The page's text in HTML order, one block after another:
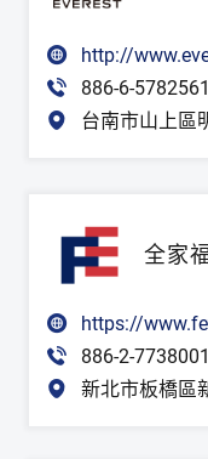
http://
886-6-5782561
台南市山上區
全家
https://
886-2-
新北市板橋區